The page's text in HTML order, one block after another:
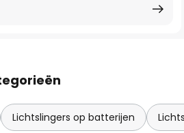
Lichtslingers op batterijen